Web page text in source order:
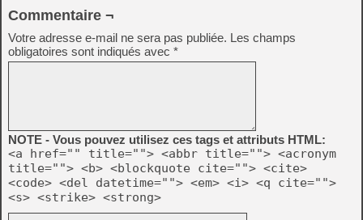
Commentaire ¬
Votre adresse e-mail ne sera pas publiée. Les champs
obligatoires sont indiqués avec *
NOTE - Vous pouvez utilisez ces tags et attributs HTML:
<a href="" title=""> <abbr title=""> <acronym
title=""> <b> <blockquote cite=""> <cite>
<code> <del datetime=""> <em> <i> <q cite="">
<s> <strike> <strong>